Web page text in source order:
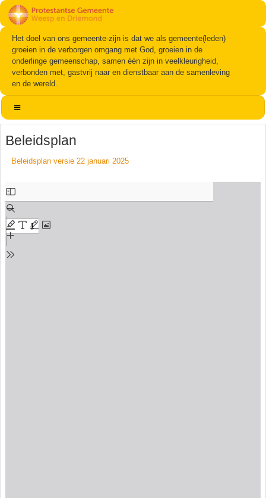
Het doel van ons gemeente-zijn is dat we als gemeente(leden)
groeien in de verborgen omgang met God, groeien in de
onderlinge gemeenschap, samen één zijn in veelkleurigheid,
verbonden met, gastvrij naar en dienstbaar aan de samenleving
en de wereld.
Beleidsplan
Beleidsplan versie 22 januari 2025
Ga
naar
de
PDF
inhoud